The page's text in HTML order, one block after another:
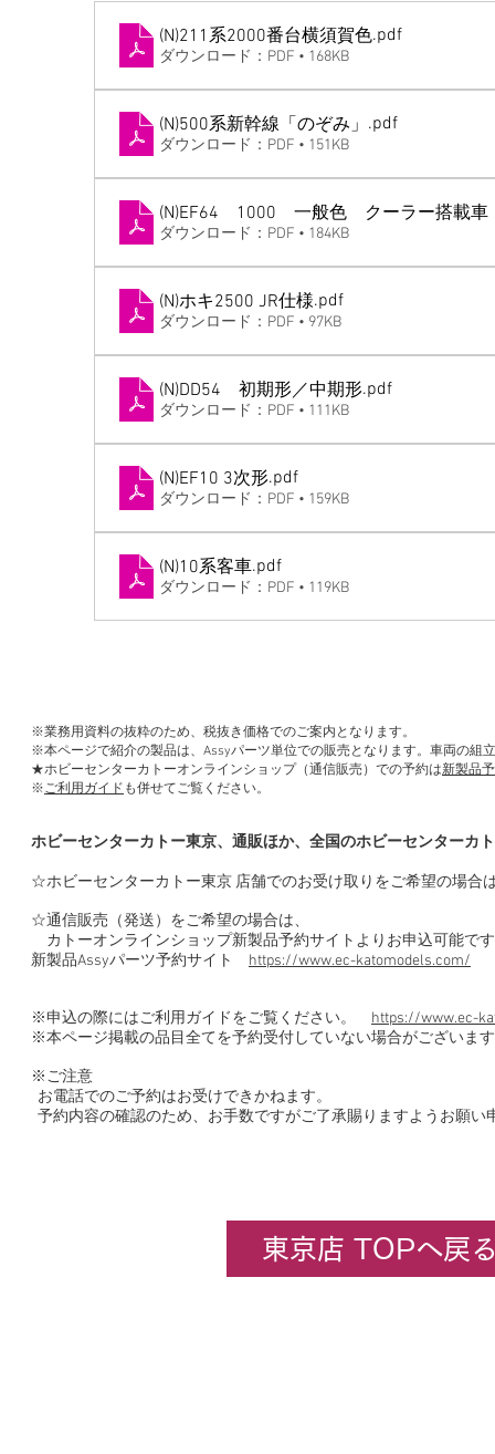
(N)211系2000番台横須賀色.pdf
ダウンロード：PDF • 168KB
(N)500系新幹線「のぞみ」 .pdf
ダウンロード：PDF • 151KB
(N)EF64 1000 一般色 クーラー搭載車
ダウンロード：PDF • 184KB
(N)ホキ2500 JR仕様.pdf
ダウンロード：PDF • 97KB
(N)DD54 初期形／中期形.pdf
ダウンロード：PDF • 111KB
(N)EF10 3次形.pdf
ダウンロード：PDF • 159KB
(N)10系客車.pdf
ダウンロード：PDF • 119KB
※業務用資料の抜粋のため、税抜き価格でのご案内となります。
※本ページで紹介の製品は、Assyパーツ単位での販売となります。車両の組
★ホビーセンターカトーオンラインショップ（通信販売）での予約は新製品
※ご利用ガイド も併せてご覧ください。
ホビーセンターカトー東京、通販ほか、全国のホビーセンターカ
☆ホビーセンターカトー東京 店舗でのお受け取りをご希望の場合
☆通信販売（発送）をご希望の場合は、
カトーオンラインショップ新製品予約サイトよりお申込可能で
新製品Assyパーツ予約サイト https://www.ec-katomodels.com/
※申込の際にはご利用ガイドをご覧ください。 https://www.ec-
※本ページ掲載の品目全てを予約受付していない場合がございま
※ご注意
お電話でのご予約はお受けできかねます。
予約内容の確認のため、お手数ですがご了承賜りますようお願い
東京店 TOPへ戻